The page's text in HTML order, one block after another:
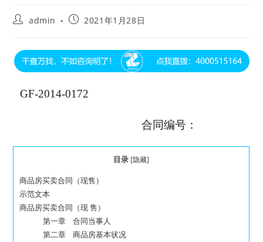
Postadmin
Post2021年1月28日
GF-2014-0172
合同编号：
目录 [隐藏]
商品房买卖合同（现售）
示范文本
商品房买卖合同（现 售）
第一章 合同当事人
第二章 商品房基本状况